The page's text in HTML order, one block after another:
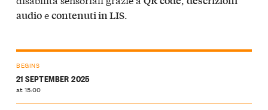
audioecontenuti in LIS.
BEGINS
21 SEPTEMBER 2025
at 15:00